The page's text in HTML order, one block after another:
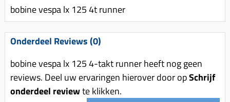
Uitlaat bocht
Radiateur (delen)
Waterpomp (delen)
V-snaren
Variorolsets
Pulley
Remklauw (delen)
Remschijven
Voorvork
Wiel (delen)
Windschermen
Accessoires overig
Gereedschap
bobine vespa lx 125 4t runner
Onderdeel Reviews (0)
bobine vespa lx 125 4-takt runner heeft nog geen
reviews. Deel uw ervaringen hierover door opSchrijf
onderdeel reviewte klikken.